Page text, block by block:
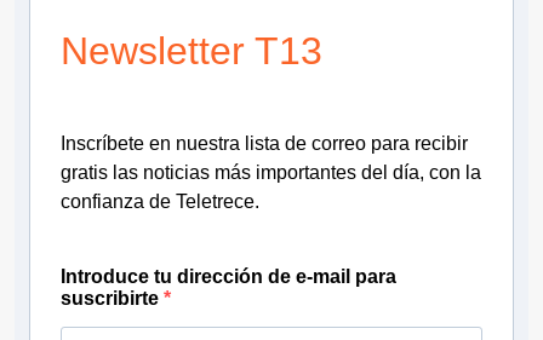
Newsletter T13
Inscríbete en nuestra lista de correo para recibir
gratis las noticias más importantes del día, con la
confianza de Teletrece.
Introduce tu dirección de e-mail para
suscribirte